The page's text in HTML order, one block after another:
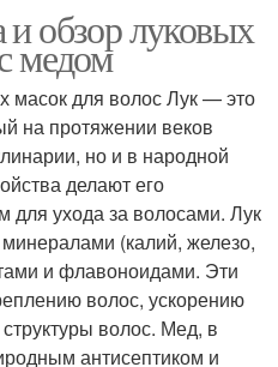
обзор луковых
медом
масок для волос Лук — это
на протяжении веков
но и в народной
делают его
ухода за волосами. Лук
(калий, железо,
и флавоноидами. Эти
волос, ускорению
волос. Мед, в
антисептиком и